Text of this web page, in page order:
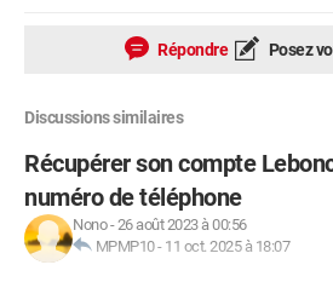
Répondre Posez
Discussions similaires
Récupérer son compte
numéro de téléphone
Nono-26 août 2023 à 00:56
MPMP10- 11 oct. 2025 à 18:07